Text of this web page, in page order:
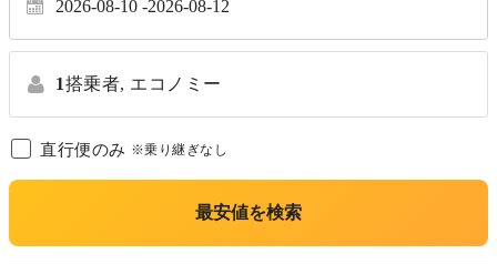
2026-08-10 2026-08-12
1搭乗者, エコノミー
直行便のみ ※乗り継ぎなし
最安値を検索